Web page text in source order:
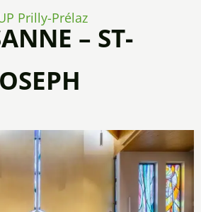
Prilly-Prélaz
– ST-